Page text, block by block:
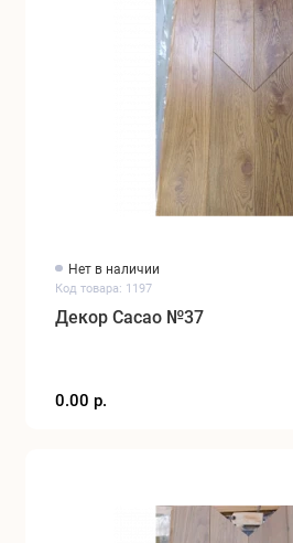
Нет в наличии
Код товара: 1197
Декор Cacao №37
0.00 р.